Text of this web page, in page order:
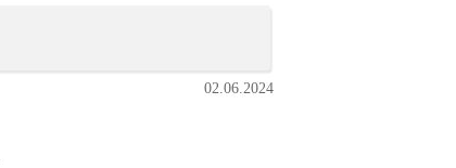
02.06.2024